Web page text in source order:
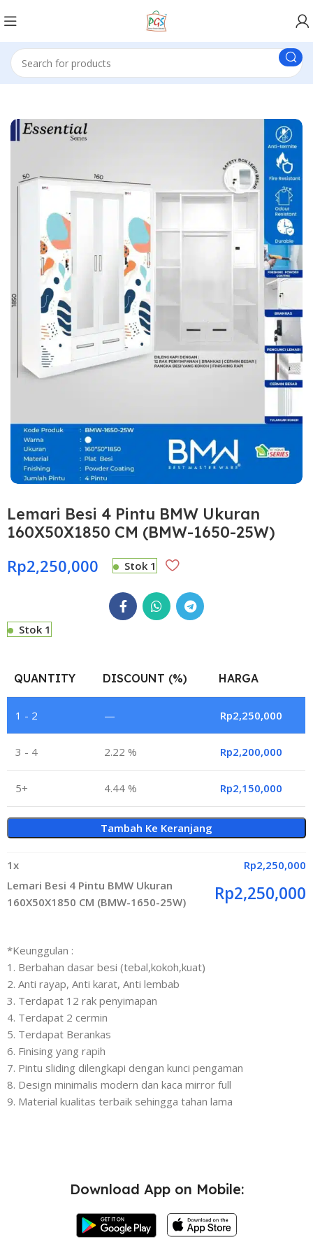
Lemari Besi 4 Pintu BMW Ukuran
160X50X1850 CM (BMW-1650-25W)
Rp2,250,000 Stok 1
Stok 1
QUANTITY DISCOUNT (%) HARGA
1 - 2 — Rp2,250,000
3 - 4 2.22 % Rp2,200,000
5+ 4.44 % Rp2,150,000
Tambah Ke Keranjang
1x Rp2,250,000
Lemari Besi 4 Pintu BMW Ukuran
160X50X1850 CM (BMW-1650-25W)
Rp2,250,000
*Keunggulan :
1. Berbahan dasar besi (tebal,kokoh,kuat)
2. Anti rayap, Anti karat, Anti lembab
3. Terdapat 12 rak penyimapan
4. Terdapat 2 cermin
5. Terdapat Berankas
6. Finising yang rapih
7. Pintu sliding dilengkapi dengan kunci pengaman
8. Design minimalis modern dan kaca mirror full
9. Material kualitas terbaik sehingga tahan lama
Download App on Mobile: